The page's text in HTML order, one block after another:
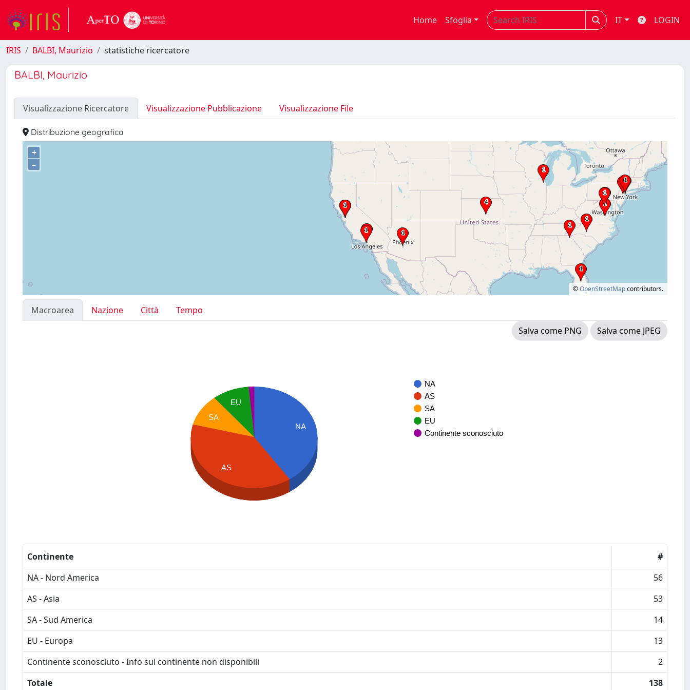
Home Sfoglia IT LOGIN
IRIS BALBI, Maurizio statistiche ricercatore
BALBI, Maurizio
Visualizzazione Ricercatore Visualizzazione Pubblicazione Visualizzazione File
Distribuzione geografica
+
–
©OpenStreetMapcontributors.
Macroarea Nazione Città
Tempo
Salva come PNG
Salva come JPEG
NA
AS
SA
EU
Continente sconosciuto
NA
EU
SA
AS
Continente
#
NA - Nord America
56
AS - Asia
53
SA - Sud America
14
EU - Europa
13
Continente sconosciuto - Info sul continente non disponibili
2
Totale
138